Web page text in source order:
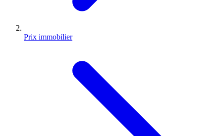
Prix immobilier